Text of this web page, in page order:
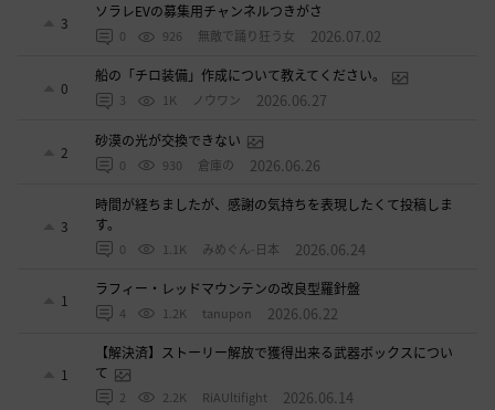
3
ソラレEVの募集用チャンネルつきがさ
0 926 無敵で踊り狂う女 2026.07.02
0
船の「チロ装備」作成について教えてください。
3 1K ノウワン 2026.06.27
2
砂漠の光が交換できない
0 930 倉庫の 2026.06.26
3
時間が経ちましたが、感謝の気持ちを表現したくて投稿しま
す。
0 1.1K みめぐん-日本 2026.06.24
1
ラフィー・レッドマウンテンの改良型羅針盤
4 1.2K tanupon 2026.06.22
1
【解決済】ストーリー解放で獲得出来る武器ボックスについ
て
2 2.2K RiAUltifight 2026.06.14